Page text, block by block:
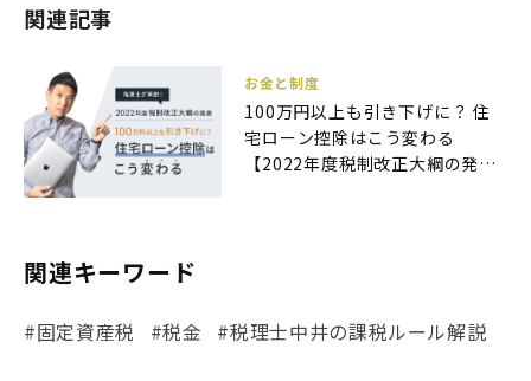
関連記事
お金と制度
100万円以上も引き下げに？ 住
宅ローン控除はこう変わる
【2022年度税制改正大綱の発
関連キーワード
#固定資産税 #税金 #税理士中井の課税ルール解説